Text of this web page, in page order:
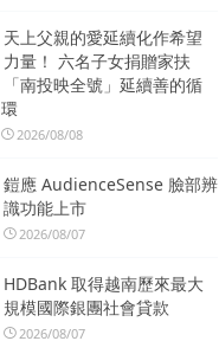
天上父親的愛延續化作希望
力量！ 六名子女捐贈家扶
「南投映全號」延續善的循
環
2026/08/08
鎧應 AudienceSense 臉部辨
識功能上市
2026/08/07
HDBank 取得越南歷來最大
規模國際銀團社會貸款
2026/08/07